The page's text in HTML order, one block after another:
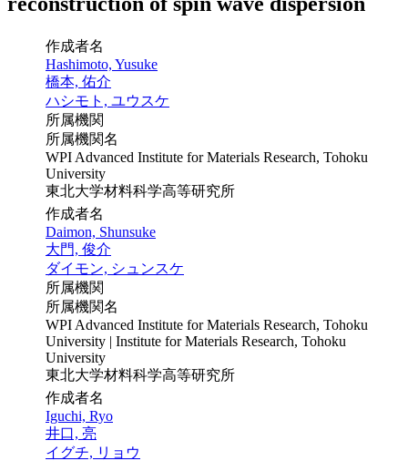
作成者名
Hashimoto, Yusuke
橋本, 佑介
ハシモト, ユウスケ
所属機関
所属機関名
WPI Advanced Institute for Materials Research, Tohoku
University
東北大学材料科学高等研究所
作成者名
Daimon, Shunsuke
大門, 俊介
ダイモン, シュンスケ
所属機関
所属機関名
WPI Advanced Institute for Materials Research, Tohoku
University | Institute for Materials Research, Tohoku
University
東北大学材料科学高等研究所
作成者名
Iguchi, Ryo
井口, 亮
イグチ, リョウ